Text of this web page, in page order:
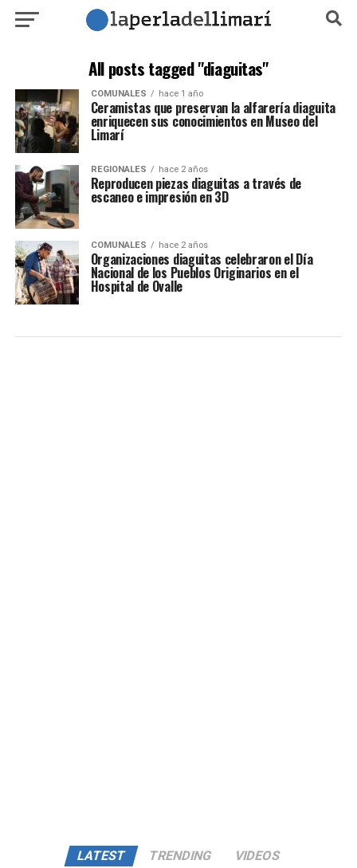
All posts tagged "diaguitas"
COMUNALES hace 1 año
Ceramistas que preservan la alfarería diaguita
enriquecen sus conocimientos en Museo del
Limarí
REGIONALES hace 2 años
Reproducen piezas diaguitas a través de
escaneo e impresión en 3D
COMUNALES hace 2 años
Organizaciones diaguitas celebraron el Día
Nacional de los Pueblos Originarios en el
Hospital de Ovalle
LATEST TRENDING VIDEOS